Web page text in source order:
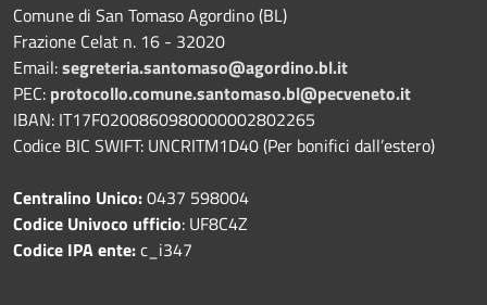
Comune di San Tomaso Agordino (BL)
Frazione Celat n. 16 - 32020
Email:segreteria.santomaso@agordino.bl.it
PEC: protocollo.comune.santomaso.bl@pecveneto.it
IBAN: IT17F0200860980000002802265
Codice BIC SWIFT: UNCRITM1D40 (Per bonifici dall’estero)
Centralino Unico:0437 598004
Codice Univoco ufficio: UF8C4Z
Codice IPA ente:c_i347